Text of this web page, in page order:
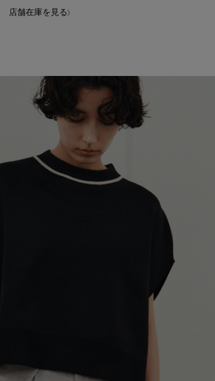
店舗在庫を見る